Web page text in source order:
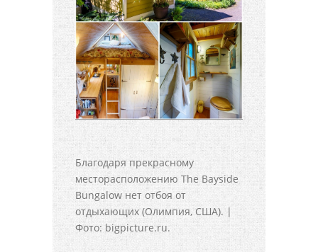
Благодаря прекрасному
месторасположению The Bayside
Bungalow нет отбоя от
отдыхающих (Олимпия, США). |
Фото: bigpicture.ru.